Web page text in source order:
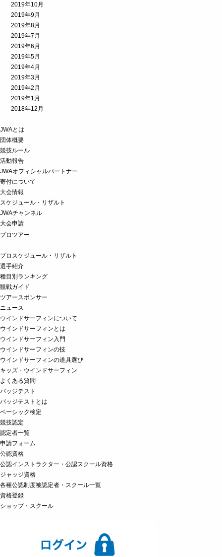
2019年10月
2019年9月
2019年8月
2019年7月
2019年6月
2019年5月
2019年4月
2019年3月
2019年2月
2019年1月
2018年12月
JWAとは
団体概要
競技ルール
活動報告
JWAオフィシャルパートナー
寄付について
大会情報
スケジュール・リザルト
JWAチャンネル
大会申請
プロツアー
プロスケジュール・リザルト
選手紹介
種目別ランキング
観戦ガイド
ツアースポンサー
ニュース
ウインドサーフィンについて
ウインドサーフィンとは
ウインドサーフィン入門
ウインドサーフィンの技
ウインドサーフィンの道具選び
キッズ・ウインドサーフィン
よくある質問
バッジテスト
バッジテストとは
ベーシック検定
競技認定
認定者一覧
申請フォーム
公認資格
公認インストラクター・公認スクール資格
ジャッジ資格
各種公認制度被認定者・スクール一覧
資格登録
ショップ・スクール